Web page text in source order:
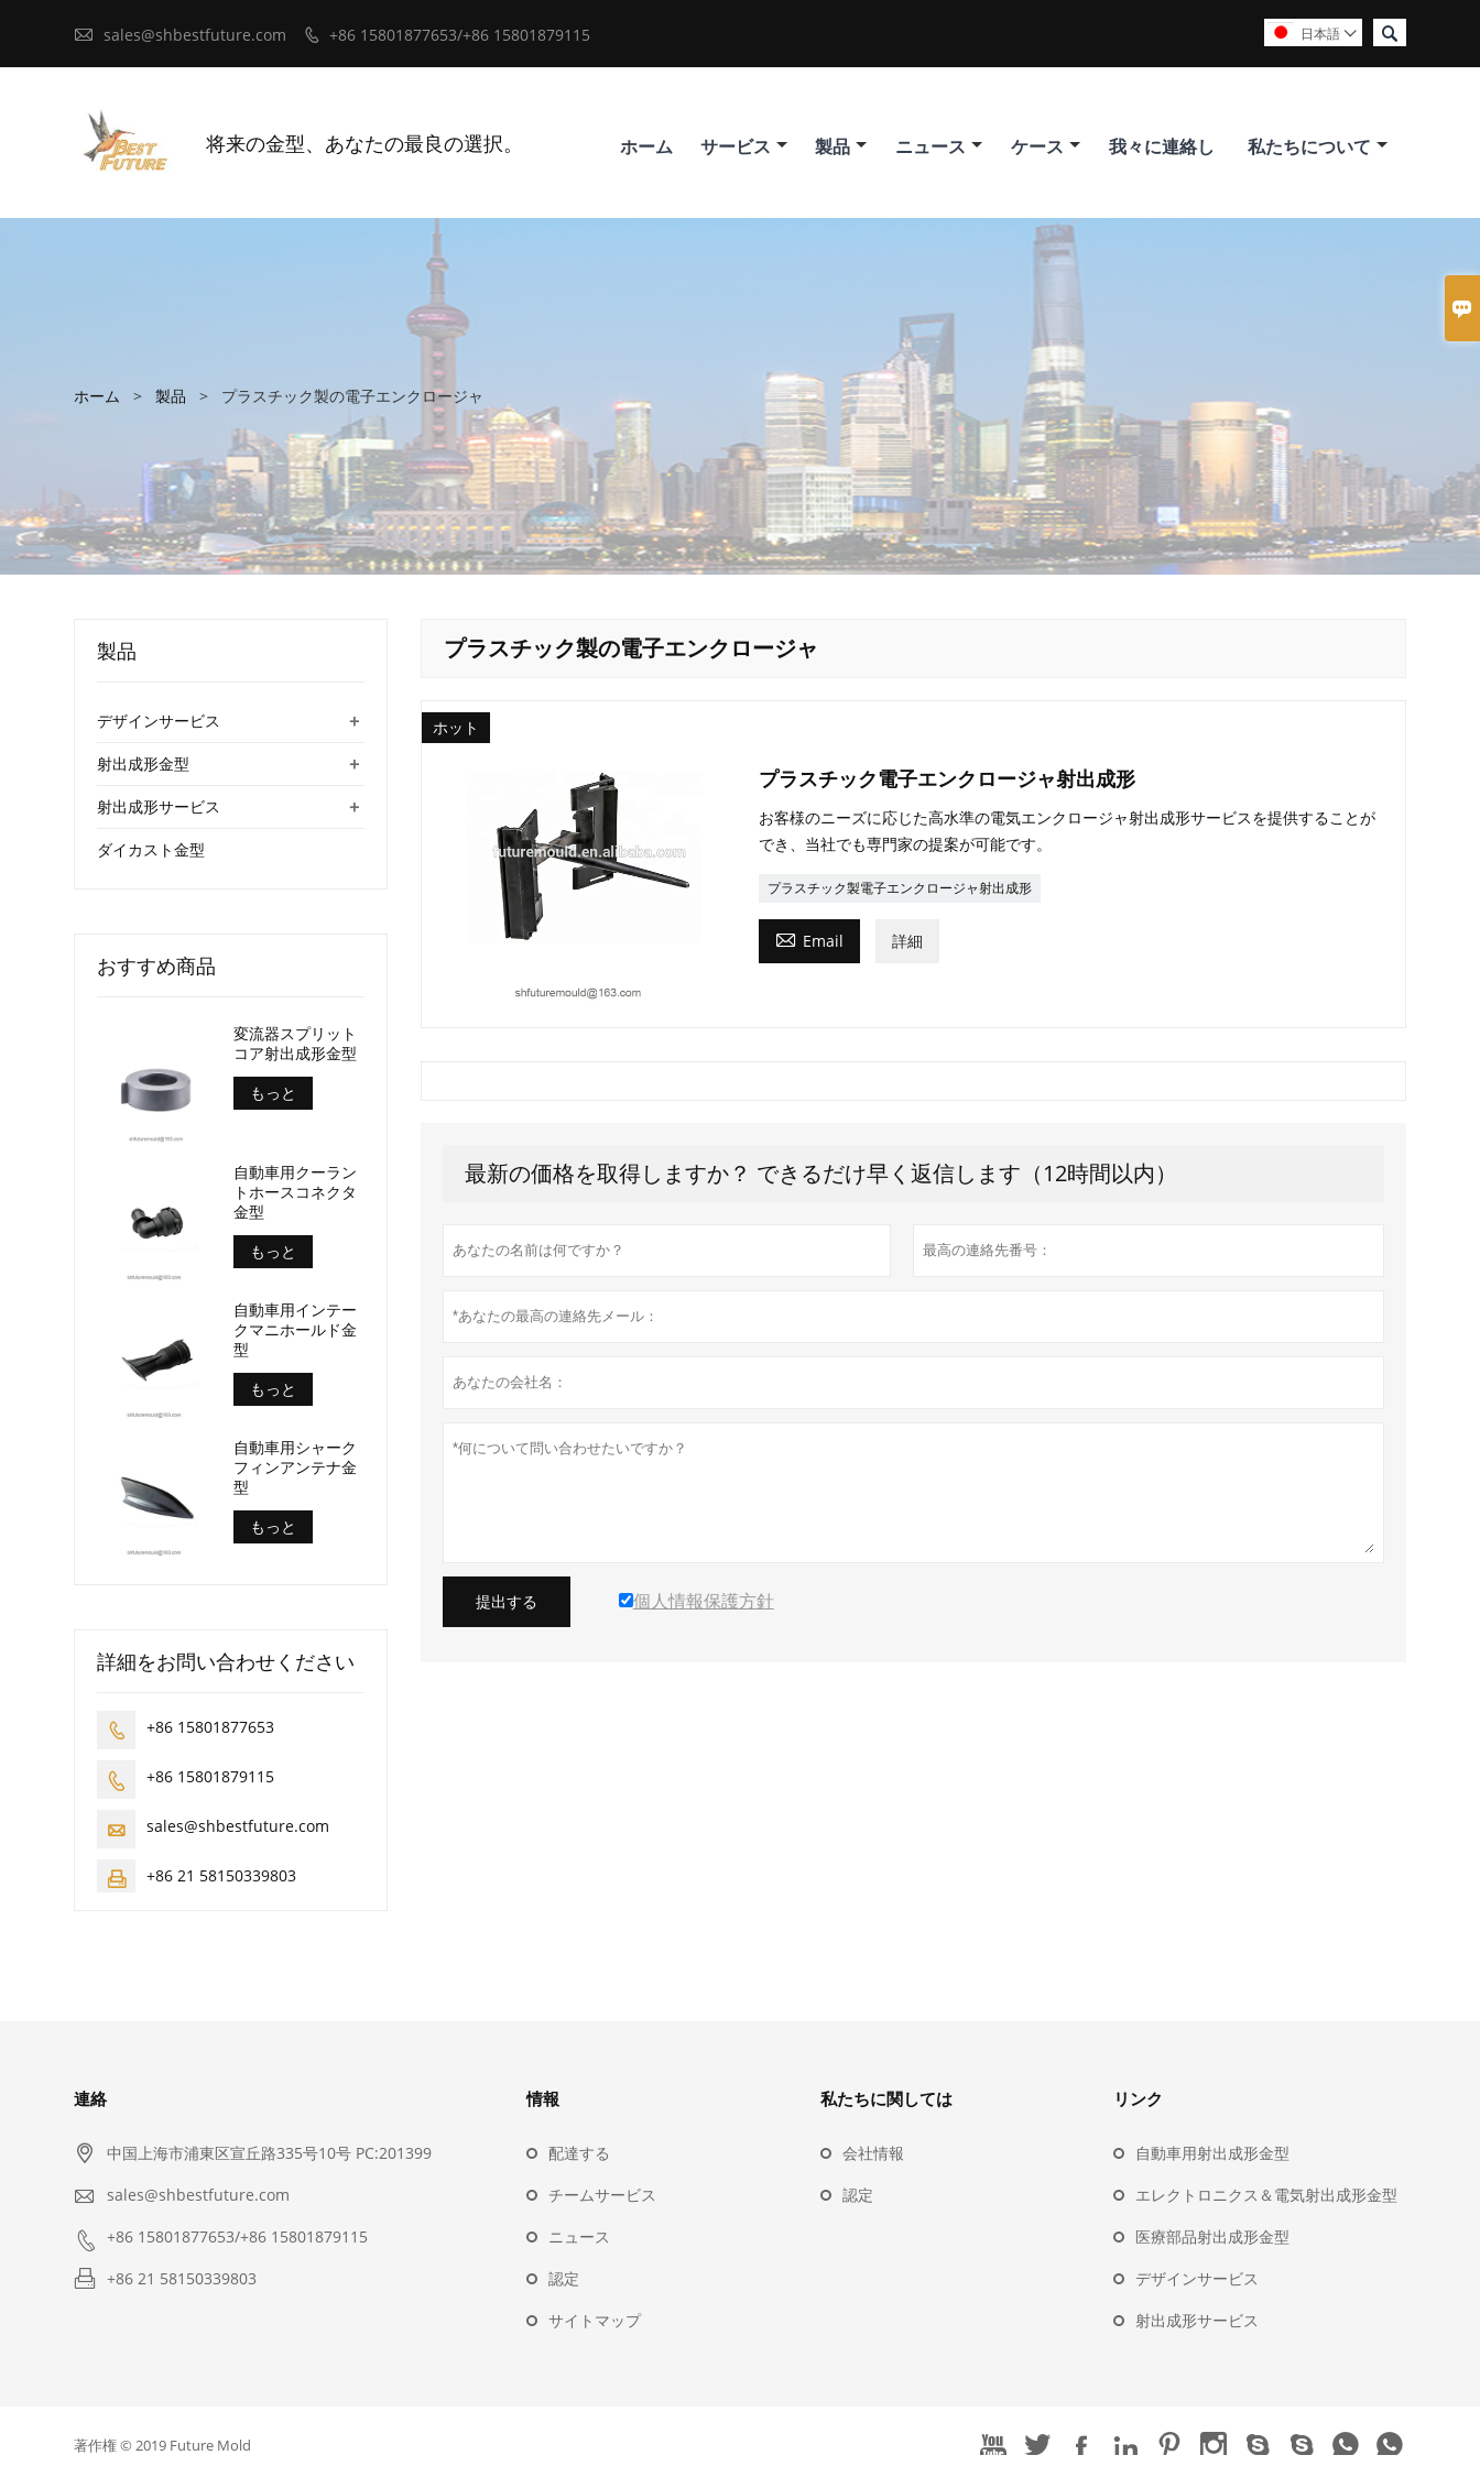

 sales@shbestfuture.com  +86 15801877653/+86 15801879115 
日本語 
ホーム サービス 製品 ニュース ケース 我々に連絡し 私たちについて
将来の金型、あなたの最良の選択。
ホーム > 製品 > プラスチック製の電子エンクロージャ
プラスチック製の電子エンクロージャ
ホット
プラスチック電子エンクロージャ射出成形
お客様のニーズに応じた高水準の電気エンクロージャ射出成形サービスを提供することが
でき、当社でも専門家の提案が可能です。
プラスチック製電子エンクロージャ射出成形
 Email 詳細
最新の価格を取得しますか？ できるだけ早く返信します（12時間以内）
提出する 個人情報保護方針
製品
+
デザインサービス
+
射出成形金型
+
射出成形サービス
ダイカスト金型
おすすめ商品
変流器スプリット
コア射出成形金型
もっと
自動車用クーラン
トホースコネクタ
金型
もっと
自動車用インテー
クマニホールド金
型
もっと
自動車用シャーク
フィンアンテナ金
型
もっと
詳細をお問い合わせください
 +86 15801877653
 +86 15801879115
 sales@shbestfuture.com
 +86 21 58150339803
連絡
 中国上海市浦東区宣丘路335号10号 PC:201399
 sales@shbestfuture.com
 +86 15801877653/+86 15801879115
 +86 21 58150339803
情報
配達する
チームサービス
ニュース
認定
サイトマップ
私たちに関しては
会社情報
認定
リンク
自動車用射出成形金型
エレクトロニクス＆電気射出成形金型
医療部品射出成形金型
デザインサービス
射出成形サービス
         
著作権 © 2019 Future Mold